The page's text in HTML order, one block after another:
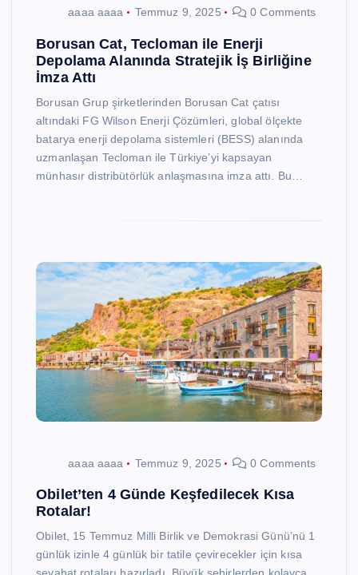
aaaa aaaa Temmuz 9, 2025 0 Comments
Borusan Cat, Tecloman ile Enerji
Depolama Alanında Stratejik İş Birliğine
İmza Attı
Borusan Grup şirketlerinden Borusan Cat çatısı
altındaki FG Wilson Enerji Çözümleri, global ölçekte
batarya enerji depolama sistemleri (BESS) alanında
uzmanlaşan Tecloman ile Türkiye’yi kapsayan
münhasır distribütörlük anlaşmasına imza attı. Bu…
aaaa aaaa Temmuz 9, 2025 0 Comments
Obilet’ten 4 Günde Keşfedilecek Kısa
Rotalar!
Obilet, 15 Temmuz Milli Birlik ve Demokrasi Günü’nü 1
günlük izinle 4 günlük bir tatile çevirecekler için kısa